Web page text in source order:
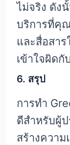
ไม่จริง ดัง
บริการที่คุ
และสื่อสาร
เข้าใจผิดกั
6. สรุป
การทำ
ดีสำหรับผู้ป
สร้างควา